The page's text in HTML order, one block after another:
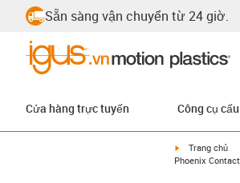
Sẵn sàng vận chuyển từ 24 giờ.
Cửa hàng trực tuyến Công cụ
igus-icon-
Trang chủ
Phoenix